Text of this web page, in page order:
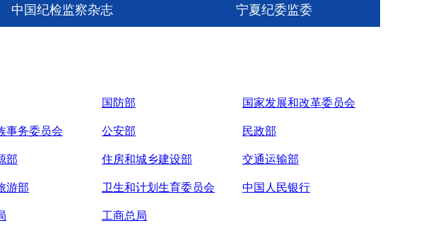
中国纪检监察杂志 宁夏纪委监委
国防部 国家发展和改革委员会
事务委员会 公安部 民政部
部 住房和城乡建设部 交通运输部
游部 卫生和计划生育委员会 中国人民银行
工商总局